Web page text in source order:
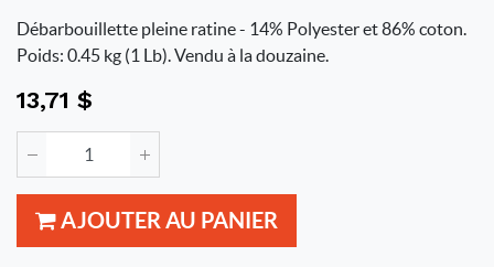
Débarbouillette pleine ratine - 14% Polyester et 86% coton.
Poids: 0.45 kg (1 Lb). Vendu à la douzaine.
13,71 $
AJOUTER AU PANIER